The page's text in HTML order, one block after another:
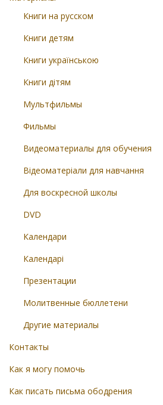
Книги на русском
Книги детям
Книги українською
Книги дітям
Мультфильмы
Фильмы
Видеоматериалы для обучения
Відеоматеріали для навчання
Для воскресной школы
DVD
Календари
Календарі
Презентации
Молитвенные бюллетени
Другие материалы
Контакты
Как я могу помочь
Как писать письма ободрения